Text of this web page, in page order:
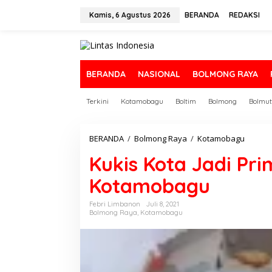
Kamis, 6 Agustus 2026 BERANDA REDAKSI
BERANDA NASIONAL BOLMONG RAYA
Terkini Kotamobagu Boltim Bolmong Bolmut
BERANDA / Bolmong Raya / Kotamobagu
k
a
d
i
Kukis Kota Jadi
Kotamobagu
Febri Limbanon
Juli 8, 2021
Bolmong Raya, Kotamobagu